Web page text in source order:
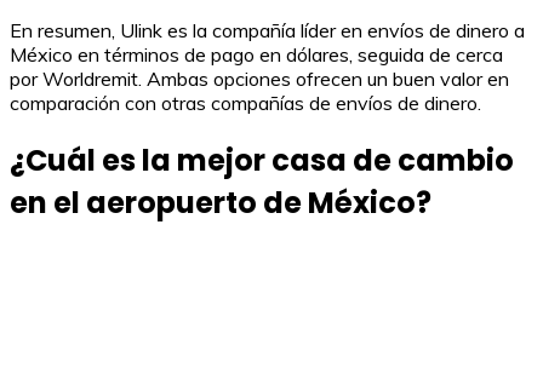
En resumen, Ulink es la compañía líder en envíos de dinero a
México en términos de pago en dólares, seguida de cerca
por Worldremit. Ambas opciones ofrecen un buen valor en
comparación con otras compañías de envíos de dinero.
¿Cuál es la mejor casa de cambio
en el aeropuerto de México?